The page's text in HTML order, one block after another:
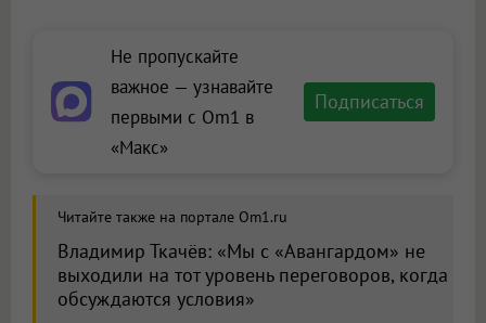
Не пропускайте
важное — узнавайте
первыми с Om1 в
«Макс»
Подписаться
Читайте также на портале Om1.ru
Владимир Ткачёв: «Мы с «Авангардом» не
выходили на тот уровень переговоров, когда
обсуждаются условия»